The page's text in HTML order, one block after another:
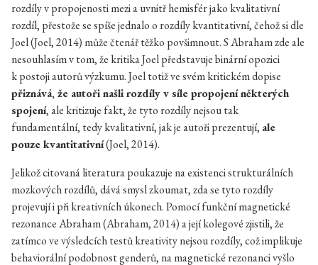
rozdíly v propojenosti mezi a uvnitř hemisfér jako kvalitativní
rozdíl, přestože se spíše jednalo o rozdíly kvantitativní, čehož si dle
Joel (Joel, 2014) může čtenář těžko povšimnout. S Abraham zde ale
nesouhlasím v tom, že kritika Joel představuje binární opozici
k postoji autorů výzkumu. Joel totiž ve svém kritickém dopise
přiznává, že autoři našli rozdíly v síle propojení některých
spojení, ale kritizuje fakt, že tyto rozdíly nejsou tak
fundamentální, tedy kvalitativní, jak je autoři prezentují, ale
pouze kvantitativní(Joel, 2014).
Jelikož citovaná literatura poukazuje na existenci strukturálních
mozkových rozdílů, dává smysl zkoumat, zda se tyto rozdíly
projevují i při kreativních úkonech. Pomocí funkční magnetické
rezonance Abraham (Abraham, 2014) a její kolegové zjistili, že
zatímco ve výsledcích testů kreativity nejsou rozdíly, což implikuje
behaviorální podobnost genderů, na magnetické rezonanci vyšlo